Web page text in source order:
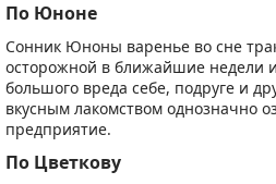
По Юноне
Сонник Юноны варенье во сне
осторожной в ближайшие недели
большого вреда себе, подруге и
вкусным лакомством однозначно
предприятие.
По Цветкову